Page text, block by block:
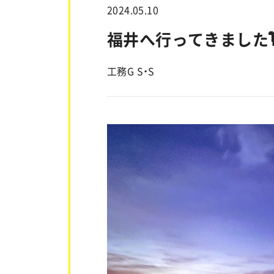
2024.05.10
福井へ行ってきました
工務G S・S